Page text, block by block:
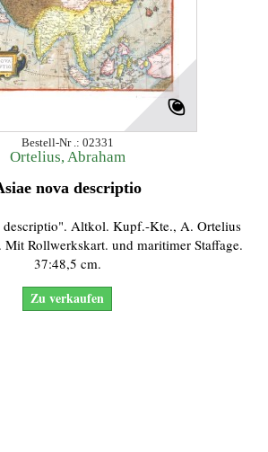
Bestell-Nr .: 02331
Ortelius, Abraham
nova descriptio
descriptio". Altkol. Kupf.-Kte., A. Ortelius
Rollwerkskart. und maritimer Staffage.
37:48,5 cm.
Zu verkaufen